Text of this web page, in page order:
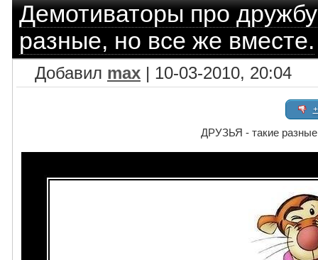
Демотиваторы про дружбу
разные, но все же вместе.
Добавил max | 10-03-2010, 20:04
ДРУЗЬЯ - такие